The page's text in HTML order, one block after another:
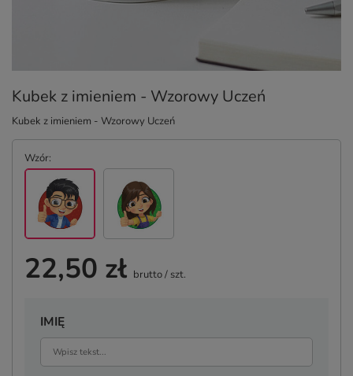
Kubek z imieniem - Wzorowy Uczeń
Kubek z imieniem - Wzorowy Uczeń
Wzór
22,50 zł brutto/ szt.
IMIĘ